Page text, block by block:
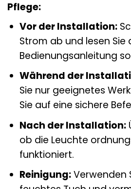
Pflege:
Vor der Installation:
Strom ab und lesen Sie
Bedienungsanleitung
Während der
Sie nur geeignetes
Sie auf eine sichere
Nach der Installation:
ob die Leuchte
funktioniert.
Reinigung:Verwenden